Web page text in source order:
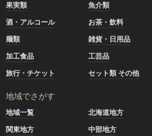
果実類
魚介類
酒・アルコール
お茶・飲料
麺類
雑貨・日用品
加工食品
工芸品
旅行・チケット
セット類 その他
地域でさがす
地域一覧 北海道地方
関東地方
中部地方